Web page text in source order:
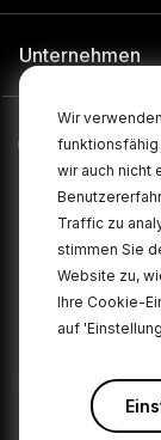
Wir
funktionsfähig
wir auch nicht
Traffic zu
stimmen Sie
Website zu,
Ihre Cookie-
auf
Unternehmen
©